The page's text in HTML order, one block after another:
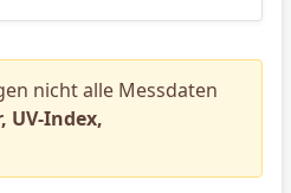
nicht alle Messdaten
UV-Index,